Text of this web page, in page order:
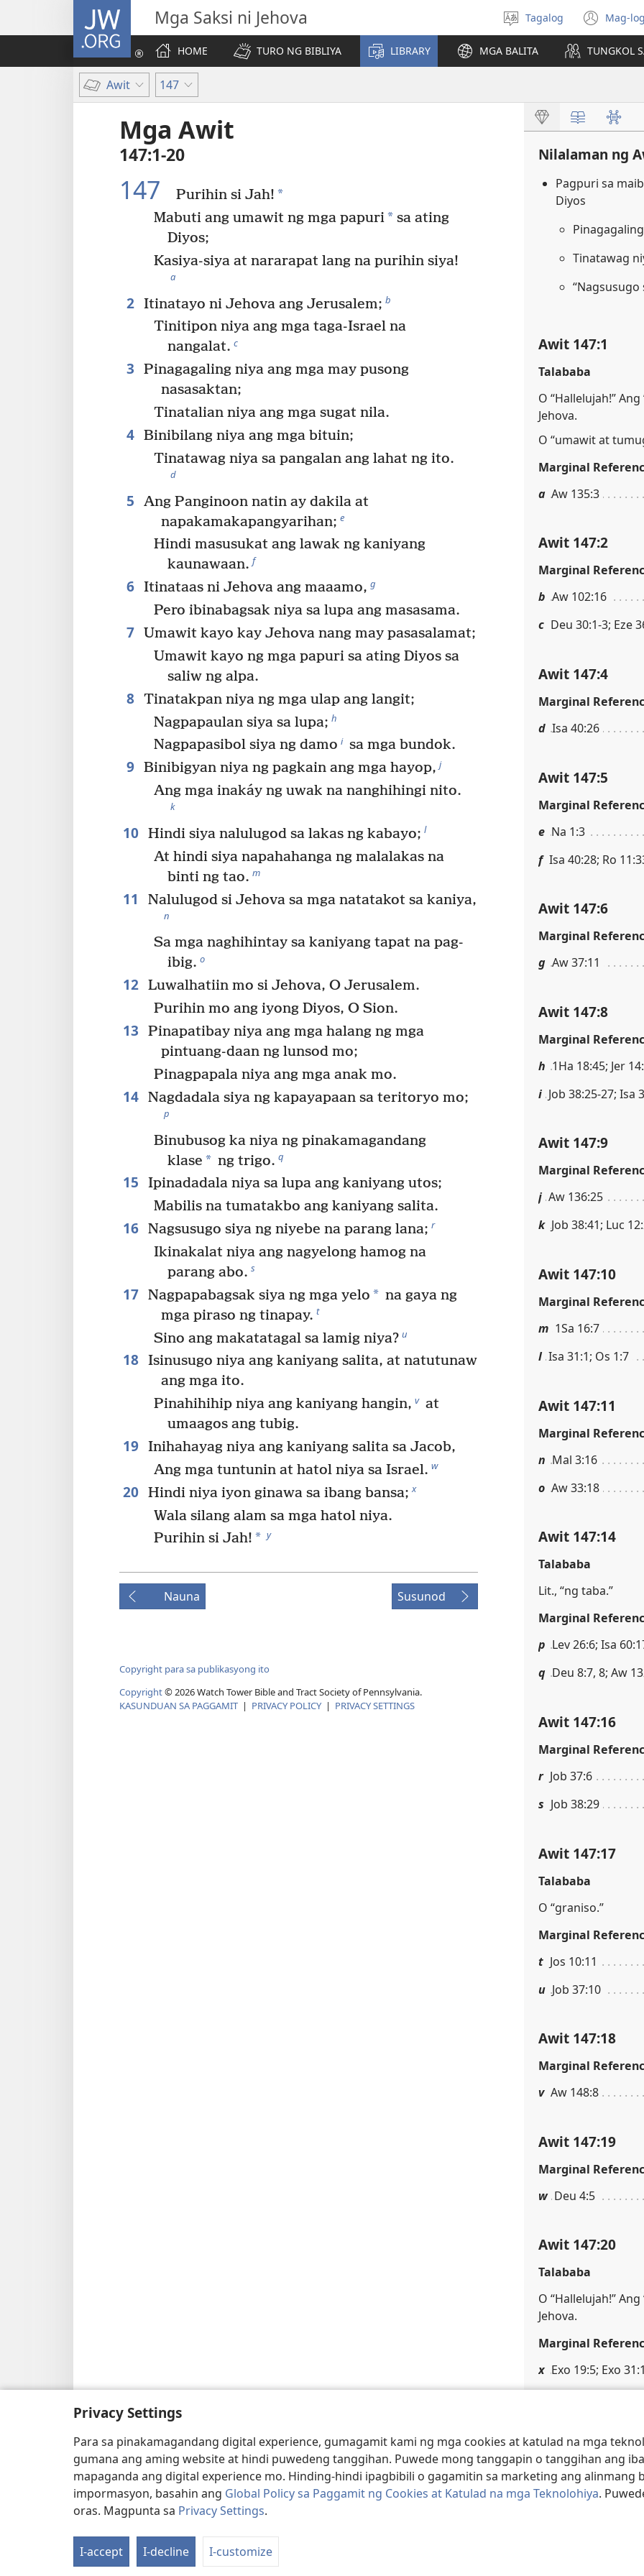
Privacy Settings
Para sa pinakamagandang digital experience, gumagamit kami ng mga cookies at katulad na mga
gumana ang aming website at hindi puwedeng tanggihan. Puwede mong tanggapin o tanggihan ang
mapaganda ang digital experience mo. Hinding-hindi ipagbibili o gagamitin sa marketing ang alinmang
impormasyon, basahin ang Global Policy sa Paggamit ng Cookies at Katulad na mga Teknolohiya.
oras. Magpunta sa Privacy Settings.
I-accept I-decline I-customize
JW.ORG Mga Saksi ni Jehova
Pumili
ng
wika
Tagalog Mag-(may
na
HOME
TURO NG BIBLIYA LIBRARY MGA BALITA TUNGKOL
Awit 147
Mga Awit
147:1-20
147 Purihin si Jah! *
Mabuti ang umawit ng mga papuri* sa ating
Diyos;
Kasiya-siya at nararapat lang na purihin siya!
a
2 Itinatayo ni Jehova ang Jerusalem; b
Tinitipon niya ang mga taga-Israel na
nangalat. c
3
Pinagagaling niya ang mga may pusong
nasasaktan;
Tinatalian niya ang mga sugat nila.
4 Binibilang niya ang mga bituin;
Tinatawag niya sa pangalan ang lahat ng ito.
d
5
Ang Panginoon natin ay dakila at
napakamakapangyarihan; e
Hindi masusukat ang lawak ng kaniyang
kaunawaan. f
6 Itinataas ni Jehova ang maaamo, g
Pero ibinabagsak niya sa lupa ang masasama.
7 Umawit kayo kay Jehova nang may pasasalamat;
Umawit kayo ng mga papuri sa ating Diyos sa
saliw ng alpa.
8 Tinatakpan niya ng mga ulap ang langit;
Nagpapaulan siya sa lupa; h
Nagpapasibol siya ng damo i sa mga bundok.
9 Binibigyan niya ng pagkain ang mga hayop, j
Ang mga inakáy ng uwak na nanghihingi nito.
k
10 Hindi siya nalulugod sa lakas ng kabayo; l
At hindi siya napahahanga ng malalakas na
binti ng tao. m
11 Nalulugod si Jehova sa mga natatakot sa kaniya,
n
Sa mga naghihintay sa kaniyang tapat na pag-
ibig. o
12 Luwalhatiin mo si Jehova, O Jerusalem.
Purihin mo ang iyong Diyos, O Sion.
13
Pinapatibay niya ang mga halang ng mga
pintuang-daan ng lunsod mo;
Pinagpapala niya ang mga anak mo.
14 Nagdadala siya ng kapayapaan sa teritoryo mo;
p
Binubusog ka niya ng pinakamagandang
klase * ng trigo. q
15
Ipinadadala niya sa lupa ang kaniyang utos;
Mabilis na tumatakbo ang kaniyang salita.
16 Nagsusugo siya ng niyebe na parang lana; r
Ikinakalat niya ang nagyelong hamog na
parang abo. s
17 Nagpapabagsak siya ng mga yelo * na gaya ng
mga piraso ng tinapay. t
Sino ang makatatagal sa lamig niya? u
18 Isinusugo niya ang kaniyang salita, at natutunaw
ang mga ito.
Pinahihihip niya ang kaniyang hangin, v at
umaagos ang tubig.
19 Inihahayag niya ang kaniyang salita sa Jacob,
Ang mga tuntunin at hatol niya sa Israel. w
20 Hindi niya iyon ginawa sa ibang bansa; x
Wala silang alam sa mga hatol niya.
Purihin si Jah! * y
Nauna Susunod
Copyright para sa publikasyong ito
Copyright©2026Watch Tower Bible and Tract Society of Pennsylvania.
KASUNDUAN SA PAGGAMIT | PRIVACY POLICY | PRIVACY SETTINGS
Nilalaman ng
Pagpuri sa
Diyos
Tinatawag
“Nagsusugo
Awit 147:1
Talababa
O “Hallelujah!”
Jehova.
O “umawit at
Marginal
a Aw 135:3
Awit 147:2
Marginal
b Aw 102:16
c Deu 30:1-3; Eze
Awit 147:4
Marginal
d Isa 40:26
Awit 147:5
Marginal
e Na 1:3
f Isa 40:28; Ro
Awit 147:6
Marginal
g Aw 37:11
Awit 147:8
Marginal
h 1Ha 18:45; Jer
i Job 38:25-27; Isa
Awit 147:9
Marginal
j Aw 136:25
k Job 38:41; Luc
Awit 147:10
Marginal
m 1Sa 16:7
l Isa 31:1; Os 1:7
Awit 147:11
Marginal
n Mal 3:16
o Aw 33:18
Awit 147:14
Talababa
Lit., “ng taba.”
Marginal
p Lev 26:6; Isa
q Deu 8:7, 8; Aw
Awit 147:16
Marginal
r Job 37:6
s Job 38:29
Awit 147:17
Talababa
O “graniso.”
Marginal
t Jos 10:11
u Job 37:10
Awit 147:18
Marginal
v Aw 148:8
Awit 147:19
Marginal
w Deu 4:5
Awit 147:20
Talababa
O “Hallelujah!”
Jehova.
Marginal
x Exo 19:5; Exo